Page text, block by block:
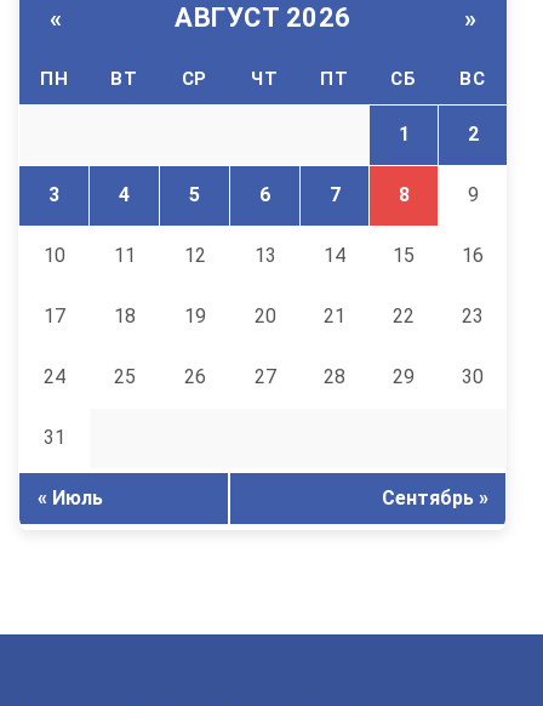
« АВГУСТ 2026 »
ПН ВТ СР ЧТ ПТ СБ ВС
1 2
3 4 5 6 7 8 9
10 11 12 13 14 15 16
17 18 19 20 21 22 23
24 25 26 27 28 29 30
31
« Июль Сентябрь »